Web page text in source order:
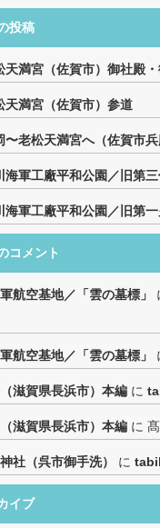
投稿
天満宮（佐賀市）御社殿
天満宮（佐賀市）参道
〜老松天満宮へ（佐賀市兵
海軍工廠平和公園／旧第
海軍工廠平和公園／旧第
コメント
航空基地／「雲の墓標」
航空基地／「雲の墓標」
滋賀県長浜市）本編 に
滋賀県長浜市）本編 に
社（呉市御手洗） に
イブ